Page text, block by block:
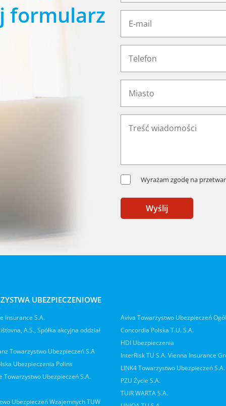
formularz
Wyrażam zgodę na
Wyślij
UBEZPIECZENIOWE
Insurance S.A.
A.S., Spółka akcyjna oddział
Towarzystwo Ubezpieczeń S.A
Ubezpieczenia Polins
Towarzystwo Ubezpieczeń S.A.
Ubezpieczeń Wzajemnych TUW
Aviva Towarzystwo Ubezpieczeń
Concordia Polska T.U. S.A.
HDI Ubezpieczenia
InterRisk TU S.A. Vienna Insurance
LINK4 Towarzystwo Ubezpieczeń S.A.
PZU Życie S.A.
TUiR WARTA S.A.